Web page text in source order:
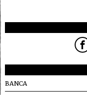
BANCA